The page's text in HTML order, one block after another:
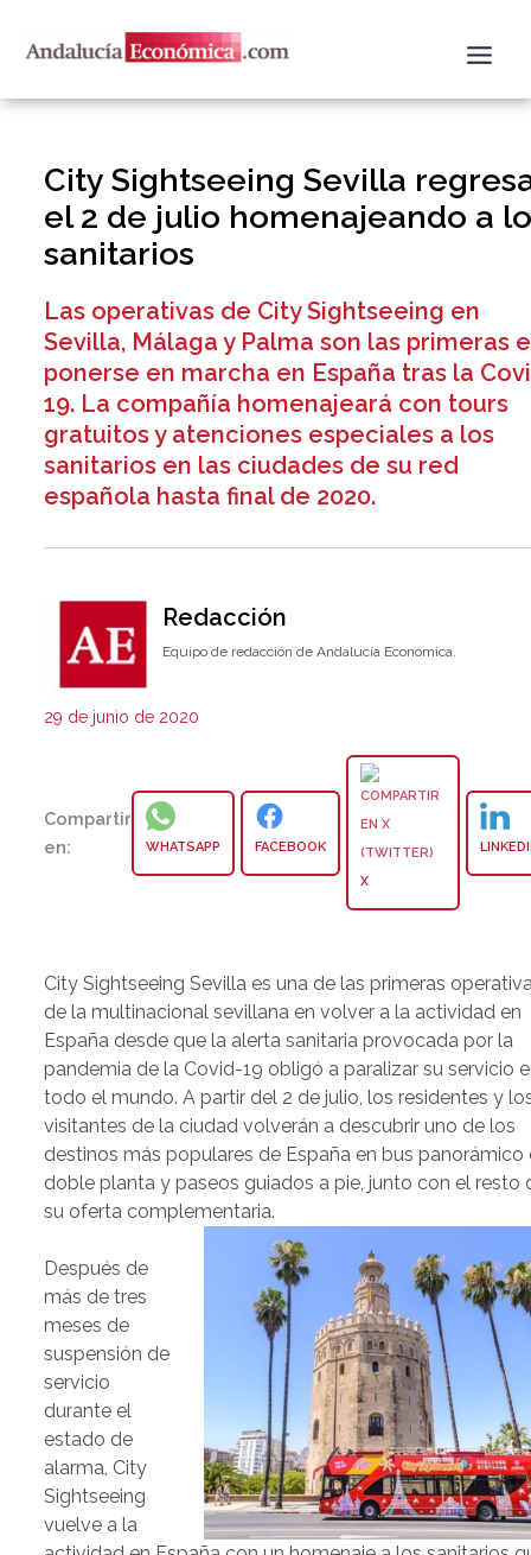
City Sightseeing Sevilla
el 2 de julio homenajeando a
sanitarios
Las operativas de City Sightseeing en
Sevilla, Málaga y Palma son las primeras
ponerse en marcha en España tras la
19. La compañía homenajeará con tours
gratuitos y atenciones especiales a los
sanitarios en las ciudades de su red
española hasta final de 2020.
Redacción
Equipo de redacción de Andalucía Económica.
29 de junio de 2020
Compartir
en:
WHATSAPP FACEBOOK
X
City Sightseeing Sevilla es una de las primeras
de la multinacional sevillana en volver a la actividad en
España desde que la alerta sanitaria provocada por la
pandemia de la Covid-19 obligó a paralizar su servicio
todo el mundo. A partir del 2 de julio, los residentes y
visitantes de la ciudad volverán a descubrir uno de los
destinos más populares de España en bus panorámico
doble planta y paseos guiados a pie, junto con el resto
su oferta complementaria.
Después de
más de tres
meses de
suspensión de
servicio
durante el
estado de
alarma, City
Sightseeing
vuelve a la